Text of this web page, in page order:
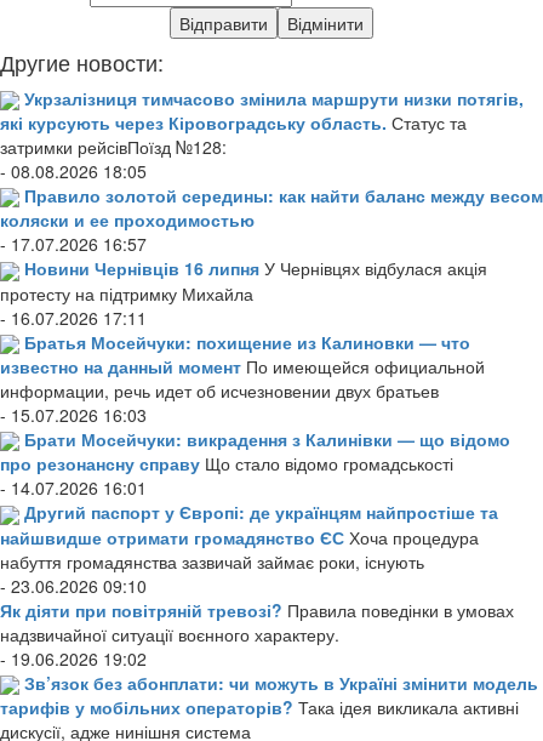
Другие новости:
Укрзалізниця тимчасово змінила маршрути низки потягів,
які курсують через Кіровоградську область. Статус та
затримки рейсівПоїзд №128:
- 08.08.2026 18:05
Правило золотой середины: как найти баланс между весом
коляски и ее проходимостью
- 17.07.2026 16:57
Новини Чернівців 16 липня У Чернівцях відбулася акція
протесту на підтримку Михайла
- 16.07.2026 17:11
Братья Мосейчуки: похищение из Калиновки — что
известно на данный момент По имеющейся официальной
информации, речь идет об исчезновении двух братьев
- 15.07.2026 16:03
Брати Мосейчуки: викрадення з Калинівки — що відомо
про резонансну справу Що стало відомо громадськості
- 14.07.2026 16:01
Другий паспорт у Європі: де українцям найпростіше та
найшвидше отримати громадянство ЄС Хоча процедура
набуття громадянства зазвичай займає роки, існують
- 23.06.2026 09:10
Як діяти при повітряній тревозі? Правила поведінки в умовах
надзвичайної ситуації воєнного характеру.
- 19.06.2026 19:02
Зв’язок без абонплати: чи можуть в Україні змінити модель
тарифів у мобільних операторів? Така ідея викликала активні
дискусії, адже нинішня система